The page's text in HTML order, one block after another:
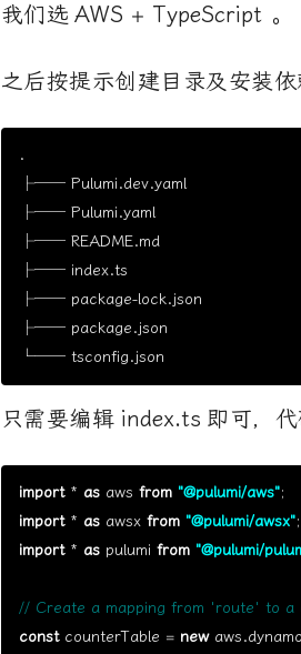
我们选 AWS + TypeScript 。
之后按提示创建目录及安装依
.
├── Pulumi.dev.yaml
├── Pulumi.yaml
├── README.md
├── index.ts
├── package-lock.json
├── package.json
只需要编辑 index.ts 即可，代
import * as aws from "@pulumi/aws"
import * as awsx from "@pulumi/awsx"
import * as pulumi from "@pulumi/
const counterTable = new